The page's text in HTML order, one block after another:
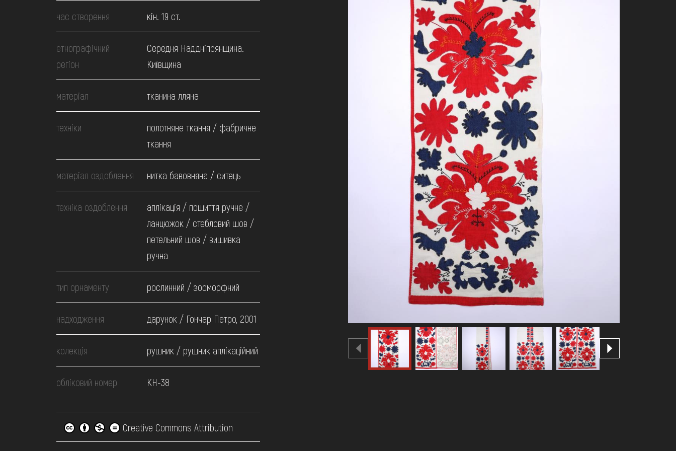
ВІДВІДАТИ
НАВЧИТИСЯ
ПОСЛУГИ
час створення кін. 19 ст.
етнографічний
регіон
Середня Наддніпрянщина.
Київщина
матеріал тканина лляна
техніки
полотняне ткання / фабричне
ткання
матеріал оздоблення нитка бавовняна / ситець
техніка оздоблення
аплікація / пошиття ручне /
ланцюжок / стебловий шов /
петельний шов / вишивка
ручна
тип орнаменту рослинний / зооморфний
надходження дарунок / Гончар Петро, 2001
колекція рушник / рушник аплікаційний
обліковий номер КН-38
Creative Commons Attribution